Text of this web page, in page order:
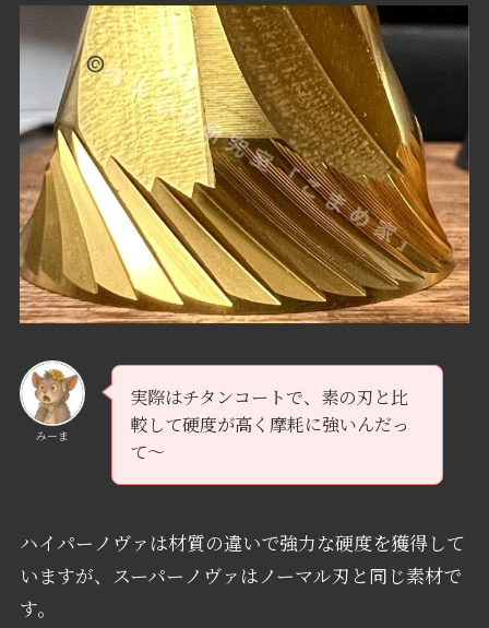
みーま
実際はチタンコートで、素の刃と比
較して硬度が高く摩耗に強いんだっ
て〜
ハイパーノヴァは材質の違いで強力な硬度を獲得して
いますが、スーパーノヴァはノーマル刃と同じ素材で
す。